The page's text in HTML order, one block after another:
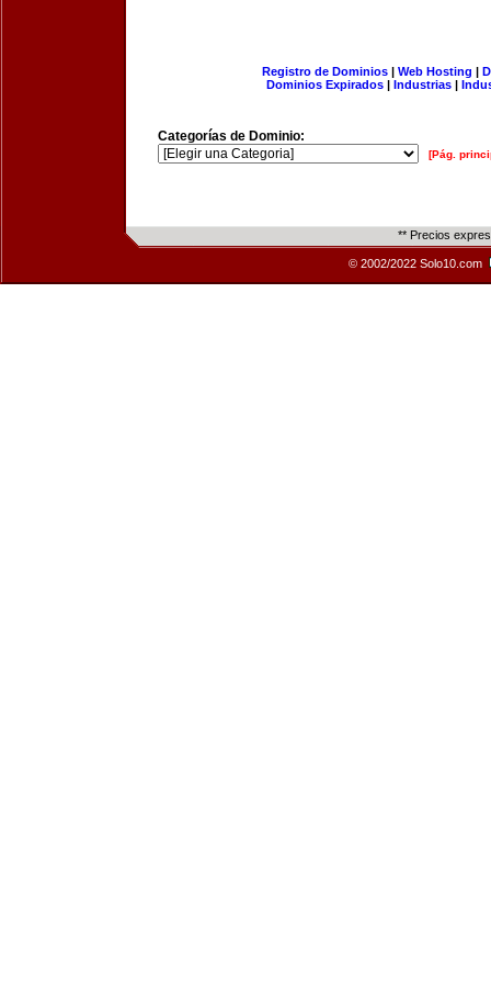
Registro de Dominios| Web Hosting |
Dominios Expirados | Industrias |
Categorías de Dominio:
[Pág.
** Precios
© 2002/2022 Solo10.com